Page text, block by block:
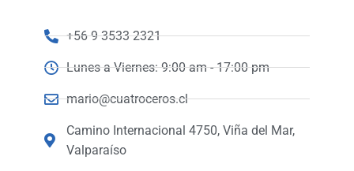
+56 9 3533 2321
Lunes a Viernes: 9:00 am - 17:00 pm
mario@cuatroceros.cl
Camino Internacional 4750, Viña del Mar,
Valparaíso